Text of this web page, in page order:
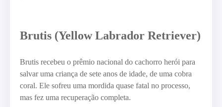
Brutis (Yellow Labrador Retriever)
Brutis recebeu o prêmio nacional do cachorro herói para
salvar uma criança de sete anos de idade, de uma cobra
coral. Ele sofreu uma mordida quase fatal no processo,
mas fez uma recuperação completa.